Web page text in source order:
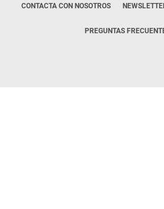
CONTACTA CON NOSOTROS
PREGUNTAS